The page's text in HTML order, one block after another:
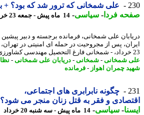
علی شمخانی که ترور شد که بود؟ +
فردا- سیاسی-14 ماه پیش - جمعه 23 خرداد 1404، 12:17
علی شمخانی، فرمانده برجسته و دبیر پیشین
پس از مجروحیت در حمله ای امنیتی در تهران،
شمخانی-شمخانی-دریابان علی شمخانی-نظامی
چمران اهواز -فرمانده
چگونه نابرابری های اجتماعی،
و فقر به قتل زنان منجر می شود؟
-سیاسی-
14 ماه پیش - سه شنبه 20 خرداد